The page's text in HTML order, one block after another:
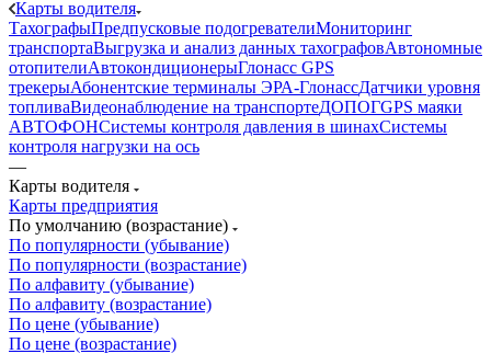
Карты водителя
ТахографыПредпусковые подогревателиМониторинг
транспортаВыгрузка и анализ данных тахографовАвтономные
отопителиАвтокондиционерыГлонасс GPS
трекерыАбонентские терминалы ЭРА-ГлонассДатчики уровня
топливаВидеонаблюдение на транспортеДОПОГGPS маяки
АВТОФОНСистемы контроля давления в шинахСистемы
контроля нагрузки на ось
—
Карты водителя
Карты предприятия
По умолчанию (возрастание)
По популярности (убывание)
По популярности (возрастание)
По алфавиту (убывание)
По алфавиту (возрастание)
По цене (убывание)
По цене (возрастание)